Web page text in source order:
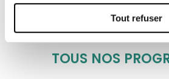
Tout refuser
Revoir la messe du 02
TOUS NOS